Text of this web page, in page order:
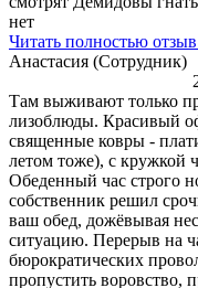
нет
Читать полностью
Анастасия (Сотрудник)
Там выживают только
лизоблюды. Красивый
священные ковры -
летом тоже), с кружкой
Обеденный час строго
собственник решил
ваш обед, дожёвывая
ситуацию. Перерыв на
бюрократических
пропустить воровство,